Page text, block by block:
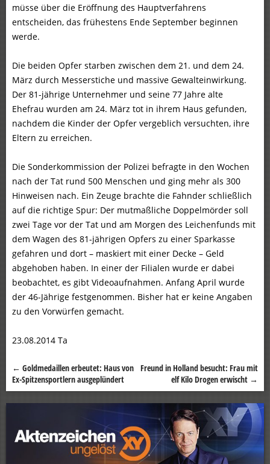
müsse über die Eröffnung des Hauptverfahrens
entscheiden, das frühestens Ende September beginnen
werde.
Die beiden Opfer starben zwischen dem 21. und dem 24.
März durch Messerstiche und massive Gewalteinwirkung.
Der 81-jährige Unternehmer und seine 77 Jahre alte
Ehefrau wurden am 24. März tot in ihrem Haus gefunden,
nachdem die Kinder der Opfer vergeblich versuchten, ihre
Eltern zu erreichen.
Die Sonderkommission der Polizei befragte in den Wochen
nach der Tat rund 500 Menschen und ging mehr als 300
Hinweisen nach. Ein Zeuge brachte die Fahnder schließlich
auf die richtige Spur: Der mutmaßliche Doppelmörder soll
zwei Tage vor der Tat und am Morgen des Leichenfunds mit
dem Wagen des 81-jährigen Opfers zu einer Sparkasse
gefahren und dort – maskiert mit einer Decke – Geld
abgehoben haben. In einer der Filialen wurde er dabei
beobachtet, es gibt Videoaufnahmen. Anfang April wurde
der 46-Jährige festgenommen. Bisher hat er keine Angaben
zu den Vorwürfen gemacht.
23.08.2014 Ta
Beitragsnavigation
← Goldmedaillen erbeutet: Haus von
Ex-Spitzensportlern ausgeplündert
Freund in Holland besucht: Frau mit
elf Kilo Drogen erwischt →